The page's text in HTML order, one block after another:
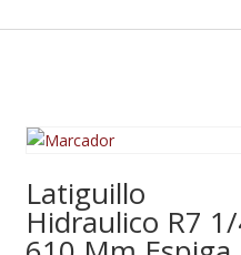
Latiguillo
Hidraulico R7